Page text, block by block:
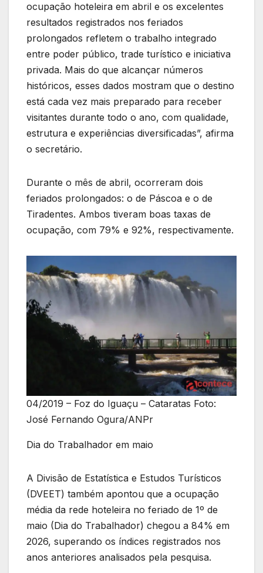
ocupação hoteleira em abril e os excelentes
resultados registrados nos feriados
prolongados refletem o trabalho integrado
entre poder público, trade turístico e iniciativa
privada. Mais do que alcançar números
históricos, esses dados mostram que o destino
está cada vez mais preparado para receber
visitantes durante todo o ano, com qualidade,
estrutura e experiências diversificadas”, afirma
o secretário.
Durante o mês de abril, ocorreram dois
feriados prolongados: o de Páscoa e o de
Tiradentes. Ambos tiveram boas taxas de
ocupação, com 79% e 92%, respectivamente.
04/2019 – Foz do Iguaçu – Cataratas Foto:
José Fernando Ogura/ANPr
Dia do Trabalhador em maio
A Divisão de Estatística e Estudos Turísticos
(DVEET) também apontou que a ocupação
média da rede hoteleira no feriado de 1º de
maio (Dia do Trabalhador) chegou a 84% em
2026, superando os índices registrados nos
anos anteriores analisados pela pesquisa.